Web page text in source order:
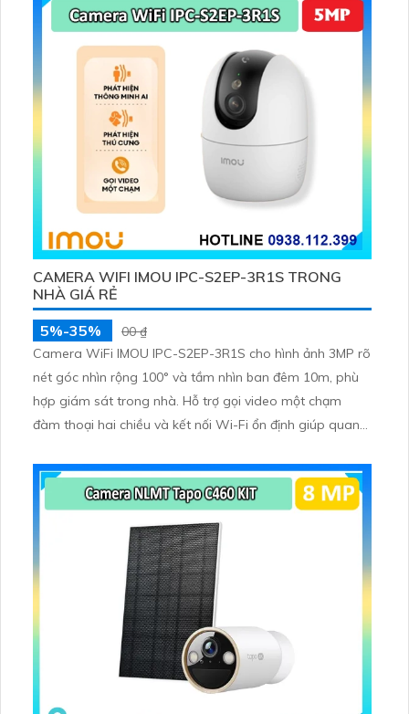
CAMERA WIFI IMOU IPC-S2EP-3R1S TRONG
NHÀ GIÁ RẺ
5%-35%
00 ₫
Camera WiFi IMOU IPC-S2EP-3R1S cho hình ảnh 3MP rõ
nét góc nhìn rộng 100° và tầm nhìn ban đêm 10m, phù
hợp giám sát trong nhà. Hỗ trợ gọi video một chạm
đàm thoại hai chiều và kết nối Wi-Fi ổn định giúp quan
256GB hoặc lưu đám mây dễ lắp đặt cho gia đình và văn
phòng nhỏ.